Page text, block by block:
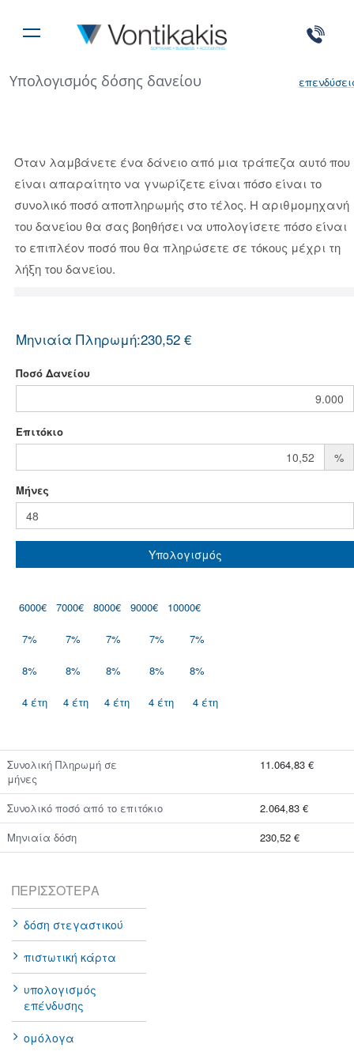
Υπολογισμός δόσης δανείου
Όταν λαμβάνετε ένα δάνειο από μια τράπεζα αυτό που
είναι απαραίτητο να γνωρίζετε είναι πόσο είναι το
συνολικό ποσό αποπληρωμής στο τέλος. Η αριθμομηχανή
του δανείου θα σας βοηθήσει να υπολογίσετε πόσο είναι
το επιπλέον ποσό που θα πληρώσετε σε τόκους μέχρι τη
λήξη του δανείου.
Μηνιαία Πληρωμή:230,52 €
Ποσό Δανείου
Επιτόκιο
%
Mήνες
Υπολογισμός
6000€ 7000€ 8000€ 9000€ 10000€
7% 7% 7% 7% 7%
8% 8% 8% 8% 8%
4 έτη 4 έτη 4 έτη 4 έτη 4 έτη
Συνολική Πληρωμή σε
μήνες
11.064,83 €
Συνολικό ποσό από το επιτόκιο
2.064,83 €
Μηνιαία δόση
230,52 €
ΠΕΡΙΣΣΌΤΕΡΑ
δόση στεγαστικού
πιστωτική κάρτα
υπολογισμός
επένδυσης
ομόλογα